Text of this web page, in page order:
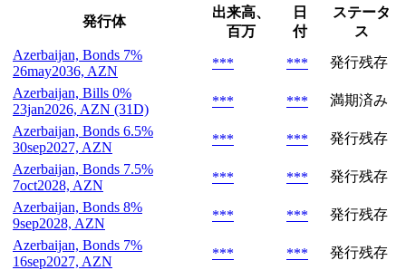
発行体
出来高、
百万
日
付
ステータ
ス
Azerbaijan, Bonds 7%
26may2036, AZN
*** ***
発行残存
Azerbaijan, Bills 0%
23jan2026, AZN (31D)
*** ***
満期済み
Azerbaijan, Bonds 6.5%
30sep2027, AZN
*** ***
発行残存
Azerbaijan, Bonds 7.5%
7oct2028, AZN
*** ***
発行残存
Azerbaijan, Bonds 8%
9sep2028, AZN
*** ***
発行残存
Azerbaijan, Bonds 7%
16sep2027, AZN
*** ***
発行残存